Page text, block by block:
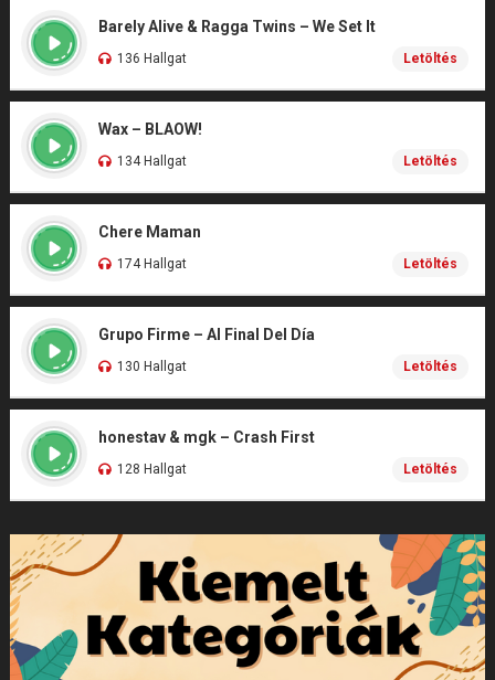
Barely Alive & Ragga Twins – We Set It
136 Hallgat Letöltés
Wax – BLAOW!
134 Hallgat Letöltés
Chere Maman
174 Hallgat Letöltés
Grupo Firme – Al Final Del Día
130 Hallgat Letöltés
honestav & mgk – Crash First
128 Hallgat Letöltés